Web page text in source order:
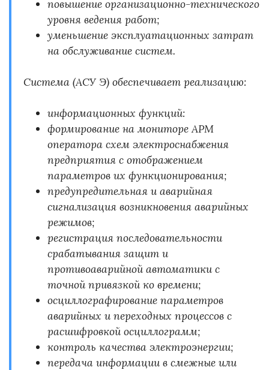
повышение организационно-технического
уровня ведения работ;
уменьшение эксплуатационных затрат
на обслуживание систем.
Система (АСУ Э) обеспечивает реализацию:
информационных функций:
формирование на мониторе АРМ
оператора схем электроснабжения
предприятия с отображением
параметров их функционирования;
предупредительная и аварийная
сигнализация возникновения аварийных
режимов;
регистрация последовательности
срабатывания защит и
противоаварийной автоматики с
точной привязкой ко времени;
осциллографирование параметров
аварийных и переходных процессов с
расшифровкой осциллограмм;
контроль качества электроэнергии;
передача информации в смежные или